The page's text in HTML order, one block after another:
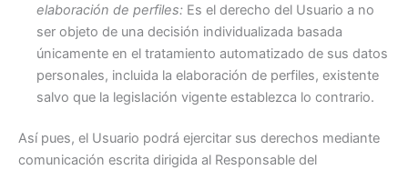
elaboración de perfiles: Es el derecho del Usuario a no
ser objeto de una decisión individualizada basada
únicamente en el tratamiento automatizado de sus datos
personales, incluida la elaboración de perfiles, existente
salvo que la legislación vigente establezca lo contrario.
Así pues, el Usuario podrá ejercitar sus derechos mediante
comunicación escrita dirigida al Responsable del